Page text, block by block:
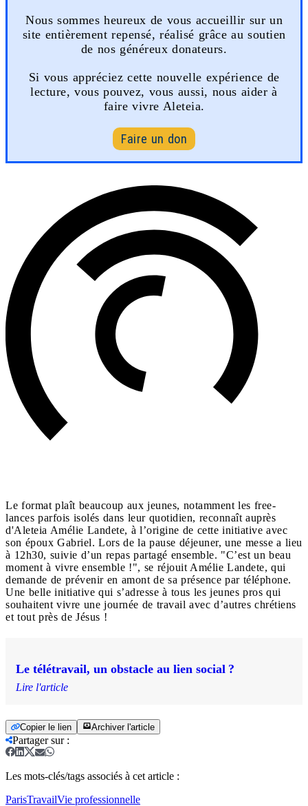
Nous sommes heureux de vous accueillir sur un
site entièrement repensé, réalisé grâce au soutien
de nos généreux donateurs.
Si vous appréciez cette nouvelle expérience de
lecture, vous pouvez, vous aussi, nous aider à
faire vivre Aleteia.
Faire un don
Le format plaît beaucoup aux jeunes, notamment les free-
lances parfois isolés dans leur quotidien, reconnaît auprès
d'Aleteia Amélie Landete, à l’origine de cette initiative avec
son époux Gabriel. Lors de la pause déjeuner, une messe a lieu
à 12h30, suivie d’un repas partagé ensemble. "C’est un beau
moment à vivre ensemble !", se réjouit Amélie Landete, qui
demande de prévenir en amont de sa présence par téléphone.
Une belle initiative qui s’adresse à tous les jeunes pros qui
souhaitent vivre une journée de travail avec d’autres chrétiens
et tout près de Jésus !
Le télétravail, un obstacle au lien social ?
Lire l'article
Copier le lien Archiver l'article
Partager sur:
Les mots-clés/tags associés à cet article :
ParisTravailVie professionnelle